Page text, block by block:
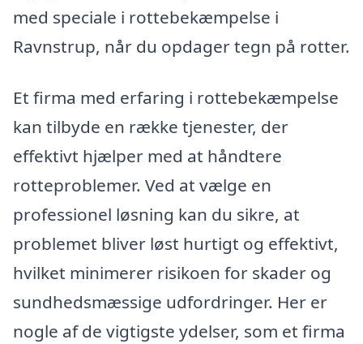
med speciale i rottebekæmpelse i
Ravnstrup, når du opdager tegn på rotter.
Et firma med erfaring i rottebekæmpelse
kan tilbyde en række tjenester, der
effektivt hjælper med at håndtere
rotteproblemer. Ved at vælge en
professionel løsning kan du sikre, at
problemet bliver løst hurtigt og effektivt,
hvilket minimerer risikoen for skader og
sundhedsmæssige udfordringer. Her er
nogle af de vigtigste ydelser, som et firma